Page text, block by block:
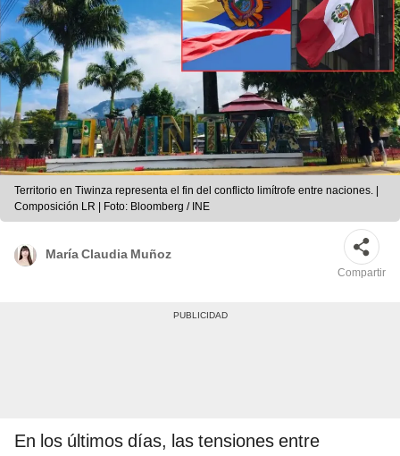
Territorio en Tiwinza representa el fin del conflicto limítrofe entre naciones. |
Composición LR | Foto: Bloomberg / INE
María Claudia Muñoz
Compartir
En los últimos días, las tensiones entre